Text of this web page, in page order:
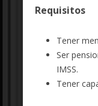
Requisitos
Tener
Ser
IMSS.
Tener